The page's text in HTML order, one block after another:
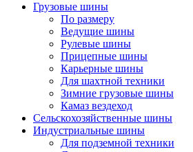
Грузовые шины
По размеру
Ведущие шины
Рулевые шины
Прицепные шины
Карьерные шины
Для шахтной техники
Зимние грузовые шины
Камаз вездеход
Сельскохозяйственные шины
Индустриальные шины
Для подземной техники